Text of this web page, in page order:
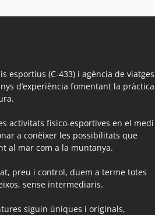
Aguilar de Segarra
de Segarra
de Segarra
Agullana
Agullana
Aiguafreda
Aiguamúrcia
esportius (C-433) i agència de viatges
d’experiència fomentant la pràctica
activitats físico-esportives en el medi
a conèixer les possibilitats que
al mar com a la muntanya.
preu i control, duem a terme totes
sense intermediaris.
siguin úniques i originals,